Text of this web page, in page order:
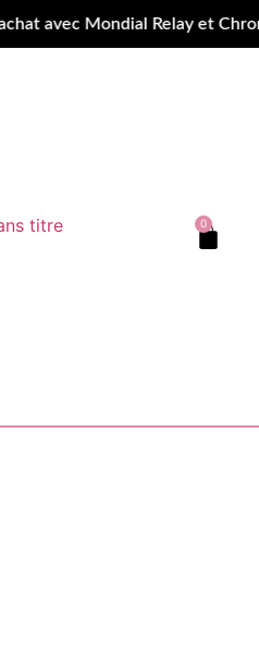
avec Mondial Relay et
0